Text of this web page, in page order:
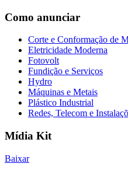
Como anunciar
Corte e Conformação de
Eletricidade Moderna
Fotovolt
Fundição e Serviços
Hydro
Máquinas e Metais
Plástico Industrial
Redes, Telecom e
Mídia Kit
Baixar